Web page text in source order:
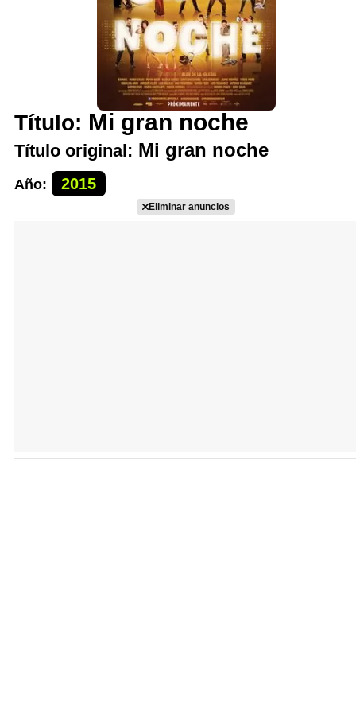
Título: Mi gran noche
Título original: Mi gran noche
Año: 2015
Eliminar anuncios